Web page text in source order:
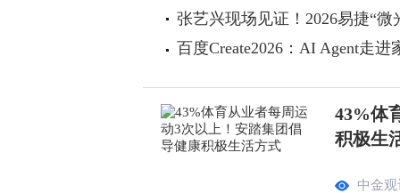
张艺兴现场见证！2026易捷“微
百度Create2026：AI Agent走
43%体
积极生
中金观